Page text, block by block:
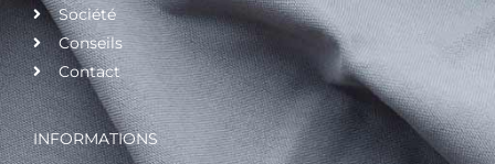
Société
Conseils
Contact
INFORMATIONS